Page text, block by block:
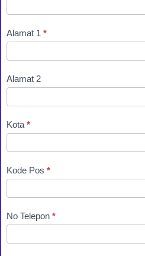
Alamat 1 *
Alamat 2
Kota *
Kode Pos *
No Telepon *